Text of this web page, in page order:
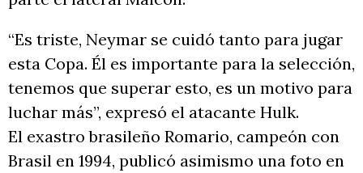
“Es triste, Neymar se cuidó tanto para jugar
esta Copa. Él es importante para la selección,
tenemos que superar esto, es un motivo para
luchar más”, expresó el atacante Hulk.
El exastro brasileño Romario, campeón con
Brasil en 1994, publicó asimismo una foto en